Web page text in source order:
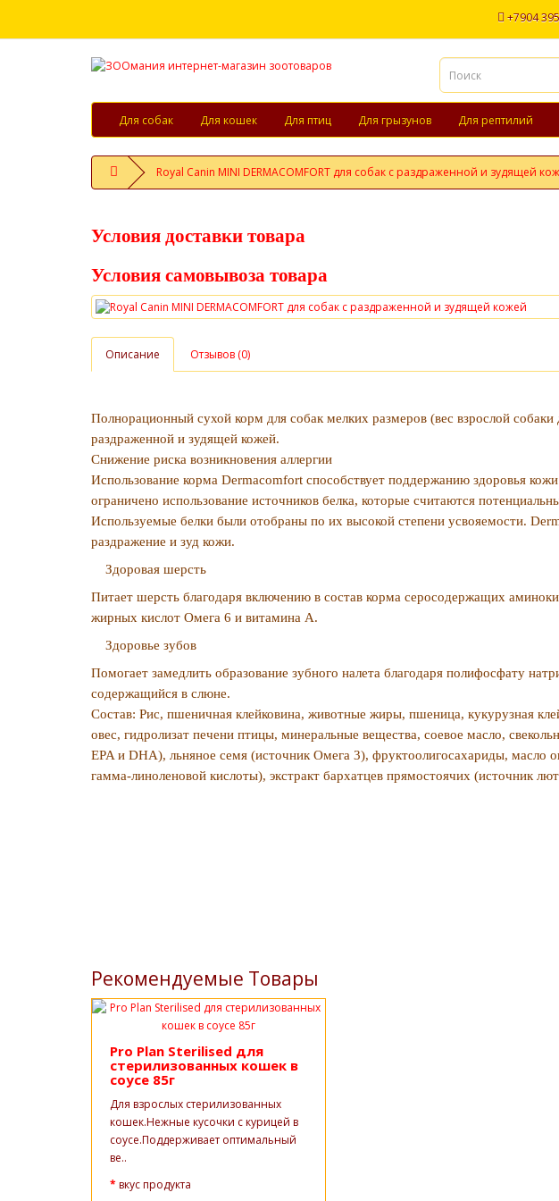
+7904
Для собак Для кошек Для птиц Для грызунов Для рептилий
Royal Canin MINI DERMACOMFORT для собак с раздраженной и зудящей
Условия доставки товара
Условия самовывоза товара
Описание Отзывов (0)
Полнорационный сухой корм для собак мелких размеров (вес взрослой
раздраженной и зудящей кожей.
Снижение риска возникновения аллергии
Использование корма Dermacomfort способствует поддержанию здоровья кожи
ограничено использование источников белка, которые считаются
Используемые белки были отобраны по их высокой степени усвояемости.
раздражение и зуд кожи.
Здоровая шерсть
Питает шерсть благодаря включению в состав корма серосодержащих
жирных кислот Омега 6 и витамина А.
Здоровье зубов
Помогает замедлить образование зубного налета благодаря полифосфату
содержащийся в слюне.
Состав: Рис, пшеничная клейковина, животные жиры, пшеница, кукурузная
овес, гидролизат печени птицы, минеральные вещества, соевое масло,
EPA и DHA), льняное семя (источник Омега 3), фруктоолигосахариды, масло
гамма-линоленовой кислоты), экстракт бархатцев прямостоячих (источник
Рекомендуемые Товары
Pro Plan Sterilised для
стерилизованных кошек в
соусе 85г
Для взрослых стерилизованных
кошек.Нежные кусочки с курицей в
соусе.Поддерживает оптимальный
ве..
вкус продукта